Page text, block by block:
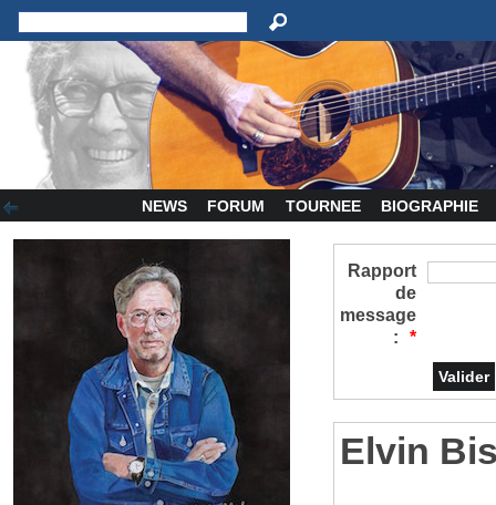
NEWS FORUM TOURNEE BIOGRAPHIE
Rapport
de
message
:
*
Elvin